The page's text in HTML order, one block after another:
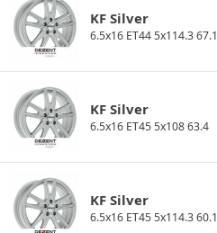
KF Silver
6.5x16 ET44 5x114.3 67.1
KF Silver
6.5x16 ET45 5x108 63.4
KF Silver
6.5x16 ET45 5x114.3 60.1